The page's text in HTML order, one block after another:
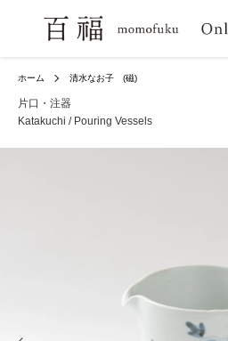
ホーム 清水なお子 (磁)
片口・注器
Katakuchi / Pouring Vessels